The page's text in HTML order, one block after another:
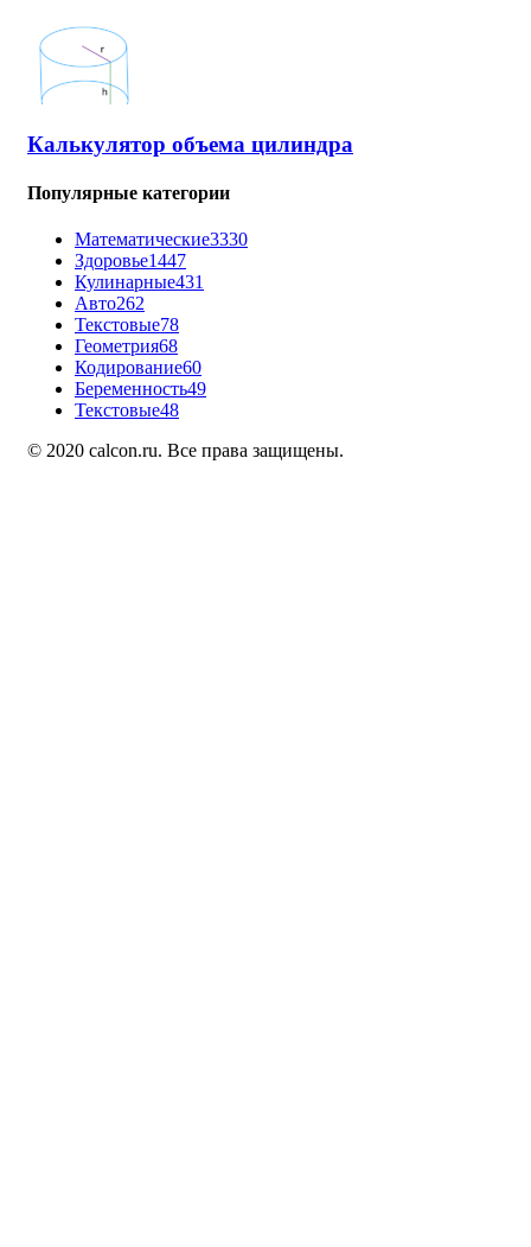
Калькулятор объема цилиндра
Популярные категории
Математические3330
Здоровье1447
Кулинарные431
Авто262
Текстовые78
Геометрия68
Кодирование60
Беременность49
Текстовые48
© 2020 calcon.ru. Все права защищены.